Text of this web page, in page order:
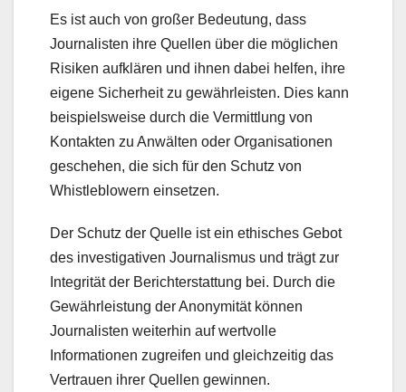
Es ist auch von großer Bedeutung, dass
Journalisten ihre Quellen über die möglichen
Risiken aufklären und ihnen dabei helfen, ihre
eigene Sicherheit zu gewährleisten. Dies kann
beispielsweise durch die Vermittlung von
Kontakten zu Anwälten oder Organisationen
geschehen, die sich für den Schutz von
Whistleblowern einsetzen.
Der Schutz der Quelle ist ein ethisches Gebot
des investigativen Journalismus und trägt zur
Integrität der Berichterstattung bei. Durch die
Gewährleistung der Anonymität können
Journalisten weiterhin auf wertvolle
Informationen zugreifen und gleichzeitig das
Vertrauen ihrer Quellen gewinnen.